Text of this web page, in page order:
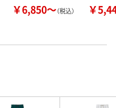
￥6,850～（税込） ￥